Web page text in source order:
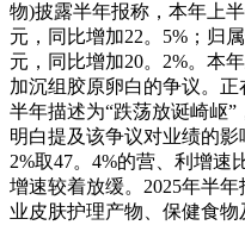
物)披露半年报称，本年上
元，同比增加22。5%；归
元，同比增加20。2%。本
加沉组胶原卵白的争议。
半年描述为“跌荡放诞崎岖
明白提及该争议对业绩的影
2%取47。4%的营、利增
增速较着放缓。2025年半
业皮肤护理产物、保健食